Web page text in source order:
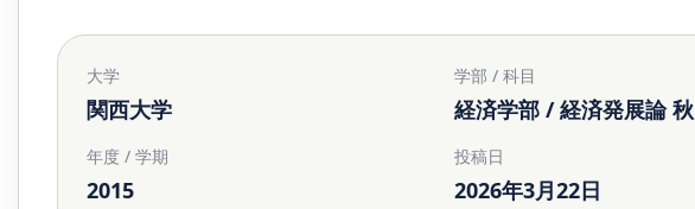
大学
関西大学
学部 / 科目
経済学部 / 経済発展論 秋
年度 / 学期
2015
投稿日
2026年3月22日